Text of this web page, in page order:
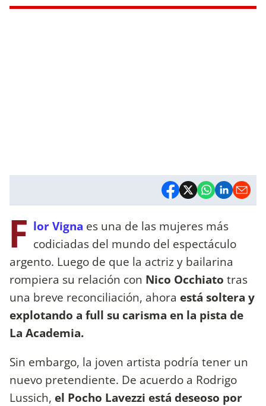
F lor Vigna es una de las mujeres más
codiciadas del mundo del espectáculo
argento. Luego de que la actriz y bailarina
rompiera su relación con Nico Occhiato tras
una breve reconciliación, ahora está soltera y
explotando a full su carisma en la pista de
La Academia.
Sin embargo, la joven artista podría tener un
nuevo pretendiente. De acuerdo a Rodrigo
Lussich, el Pocho Lavezzi está deseoso por